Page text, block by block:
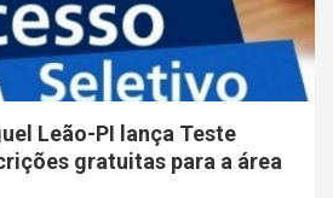
Leão-PI lança Teste
gratuitas para a área